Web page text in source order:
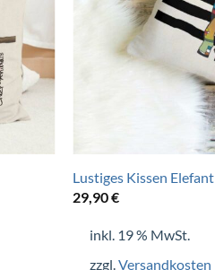
Lustiges Kissen Elefant
29,90€
inkl. 19 % MwSt.
zzgl.Versandkosten